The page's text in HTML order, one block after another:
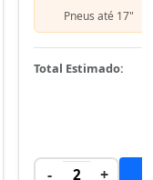
Pneus até 17"
Total Estimado:
- 2 +